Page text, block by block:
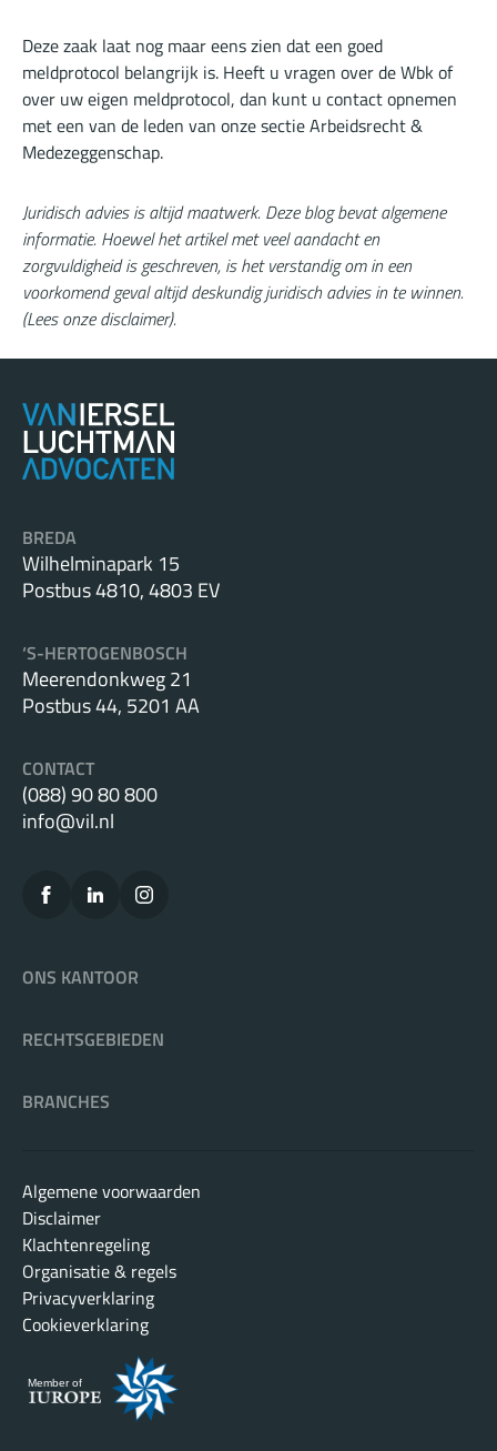
Deze zaak laat nog maar eens zien dat een goed
meldprotocol belangrijk is. Heeft u vragen over de Wbk of
over uw eigen meldprotocol, dan kunt u contact opnemen
met een van de leden van onze sectie Arbeidsrecht &
Medezeggenschap.
Juridisch advies is altijd maatwerk. Deze blog bevat algemene
informatie. Hoewel het artikel met veel aandacht en
zorgvuldigheid is geschreven, is het verstandig om in een
voorkomend geval altijd deskundig juridisch advies in te winnen.
(Lees onze disclaimer).
BREDA
Wilhelminapark 15
Postbus 4810, 4803 EV
‘S-HERTOGENBOSCH
Meerendonkweg 21
Postbus 44, 5201 AA
CONTACT
(088) 90 80 800
info@vil.nl
ONS KANTOOR
RECHTSGEBIEDEN
BRANCHES
Algemene voorwaarden
Disclaimer
Klachtenregeling
Organisatie & regels
Privacyverklaring
Cookieverklaring
Member of